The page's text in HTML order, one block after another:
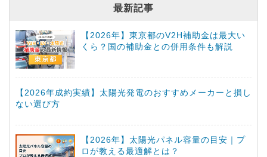
最新記事
【2026年】東京都のV2H補助金は最大い
くら？国の補助金との併用条件も解説
【2026年成約実績】太陽光発電のおすすめメーカーと損し
ない選び方
【2026年】太陽光パネル容量の目安｜プ
ロが教える最適解とは？